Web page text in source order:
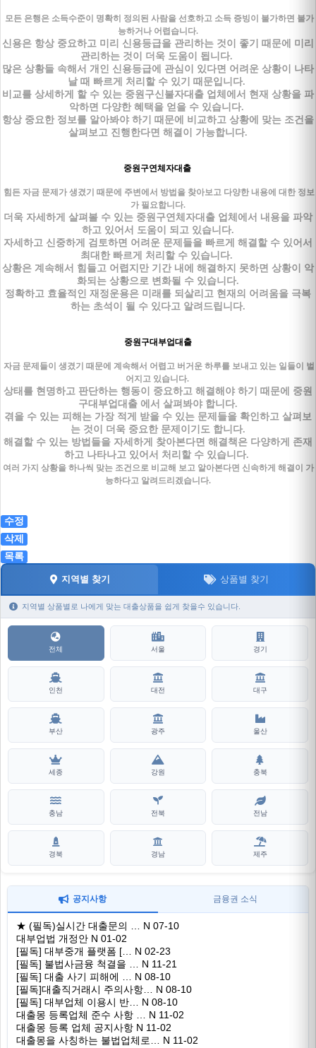
모든 은행은 소득수준이 명확히 정의된 사람을 선호하고 소득 증빙이 불가하면 불가
능하거나 어렵습니다.
신용은 항상 중요하고 미리 신용등급을 관리하는 것이 좋기 때문에 미리
관리하는 것이 더욱 도움이 됩니다.
많은 상황들 속해서 개인 신용등급에 관심이 있다면 어려운 상황이 나타
날 때 빠르게 처리할 수 있기 때문입니다.
비교를 상세하게 할 수 있는 중원구신불자대출 업체에서 현재 상황을 파
악하면 다양한 혜택을 얻을 수 있습니다.
항상 중요한 정보를 알아봐야 하기 때문에 비교하고 상황에 맞는 조건을
살펴보고 진행한다면 해결이 가능합니다.
중원구연체자대출
힘든 자금 문제가 생겼기 때문에 주변에서 방법을 찾아보고 다양한 내용에 대한 정보
가 필요합니다.
더욱 자세하게 살펴볼 수 있는 중원구연체자대출 업체에서 내용을 파악
하고 있어서 도움이 되고 있습니다.
자세하고 신중하게 검토하면 어려운 문제들을 빠르게 해결할 수 있어서
최대한 빠르게 처리할 수 있습니다.
상황은 계속해서 힘들고 어렵지만 기간 내에 해결하지 못하면 상황이 악
화되는 상황으로 변화될 수 있습니다.
정확하고 효율적인 재정운용은 미래를 되살리고 현재의 어려움을 극복
하는 초석이 될 수 있다고 알려드립니다.
중원구대부업대출
자금 문제들이 생겼기 때문에 계속해서 어렵고 버거운 하루를 보내고 있는 일들이 벌
어지고 있습니다.
상태를 현명하고 판단하는 행동이 중요하고 해결해야 하기 때문에 중원
구대부업대출 에서 살펴봐야 합니다.
겪을 수 있는 피해는 가장 적게 받을 수 있는 문제들을 확인하고 살펴보
는 것이 더욱 중요한 문제이기도 합니다.
해결할 수 있는 방법들을 자세하게 찾아본다면 해결책은 다양하게 존재
하고 나타나고 있어서 처리할 수 있습니다.
여러 가지 상황을 하나씩 맞는 조건으로 비교해 보고 알아본다면 신속하게 해결이 가
능하다고 알려드리겠습니다.
수정
삭제
목록
지역별 찾기 상품별 찾기
지역별 상품별로 나에게 맞는 대출상품을 쉽게 찾을수 있습니다.
전체 서울 경기
인천 대전 대구
부산 광주 울산
세종 강원 충북
충남 전북 전남
경북 경남 제주
공지사항 금융권 소식
★ (필독)실시간 대출문의 … N 07-10
대부업법 개정안 N 01-02
[필독] 대부중개 플랫폼 [… N 02-23
[필독] 불법사금융 척결을 … N 11-21
[필독] 대출 사기 피해에 … N 08-10
[필독]대출직거래시 주의사항… N 08-10
[필독] 대부업체 이용시 반… N 08-10
대출몽 등록업체 준수 사항 … N 11-02
대출몽 등록 업체 공지사항 N 11-02
대출몽을 사칭하는 불법업체로… N 11-02